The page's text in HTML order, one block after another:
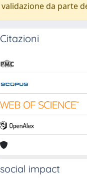
validazione da parte
Citazioni
social impact